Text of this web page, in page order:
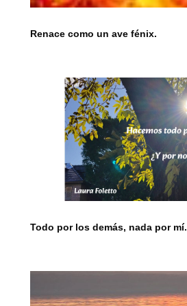
Renace como un ave fénix.
Todo por los demás, nada por mí.